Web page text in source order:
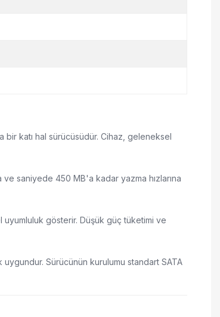
bir katı hal sürücüsüdür. Cihaz, geleneksel
ve saniyede 450 MB'a kadar yazma hızlarına
gösterir. Düşük güç tüketimi ve
Sürücünün kurulumu standart SATA